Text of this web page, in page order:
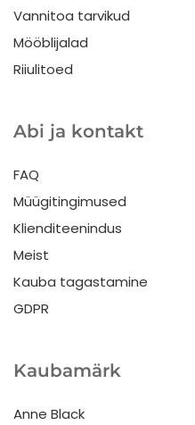
Vannitoa tarvikud
Mööblijalad
Riiulitoed
Abi ja kontakt
FAQ
Müügitingimused
Klienditeenindus
Meist
Kauba tagastamine
GDPR
Kaubamärk
Anne Black